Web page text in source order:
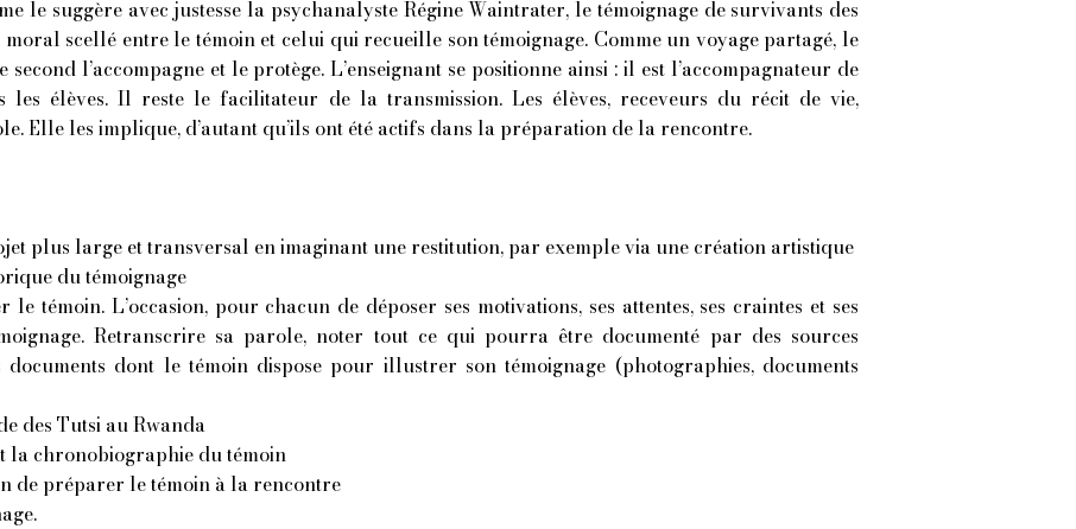
le suggère avec justesse la psychanalyste Régine Waintrater, le témoignage de survivants des
moral scellé entre le témoin et celui qui recueille son témoignage. Comme un voyage partagé, le
l’accompagne et le protège. L’enseignant se positionne ainsi : il est l’accompagnateur de
les élèves. Il reste le facilitateur de la transmission. Les élèves, receveurs du récit de vie,
Elle les implique, d’autant qu’ils ont été actifs dans la préparation de la rencontre.
plus large et transversal en imaginant une restitution, par exemple via une création artistique
du témoignage
témoin. L’occasion, pour chacun de déposer ses motivations, ses attentes, ses craintes et ses
Retranscrire sa parole, noter tout ce qui pourra être documenté par des sources
documents dont le témoin dispose pour illustrer son témoignage (photographies, documents
des Tutsi au Rwanda
la chronobiographie du témoin
de préparer le témoin à la rencontre